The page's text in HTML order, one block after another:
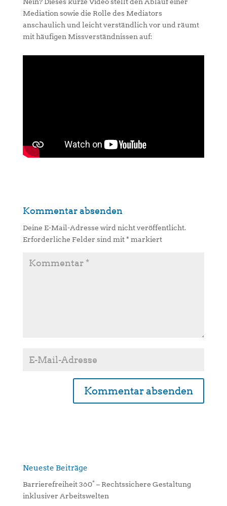
Mediation sowie die Rolle des Mediators
anschaulich und leicht verständlich vor und räumt
mit häufigen Missverständnissen auf:
Kommentar absenden
Deine E-Mail-Adresse wird nicht veröffentlicht.
Erforderliche Felder sind mit* markiert
n
Neueste Beiträge
Barrierefreiheit 360° – Rechtssichere Gestaltung
inklusiver Arbeitswelten